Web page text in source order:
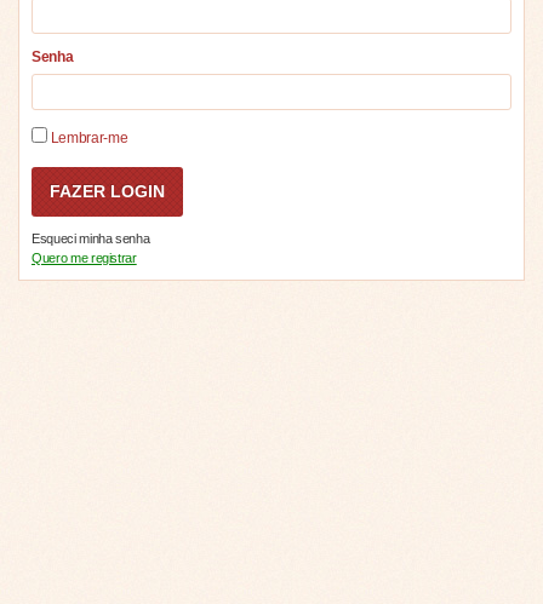
Senha
Lembrar-me
Esqueci minha senha
Quero me registrar